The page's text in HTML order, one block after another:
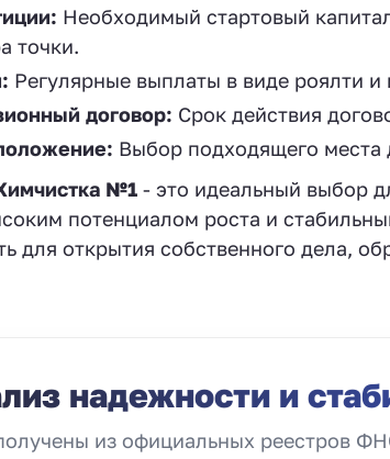
Необходимый стартовый
точки.
Регулярные выплаты в виде роялти и
договор: Срок действия
Выбор подходящего места
№1 - это идеальный выбор
потенциалом роста и
для открытия собственного дела,
надежности и
из официальных реестров